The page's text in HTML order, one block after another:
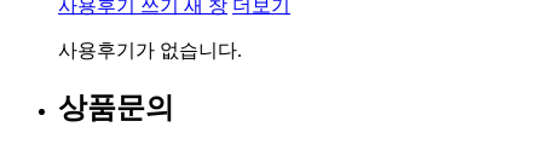
사용후기 쓰기 새 창 더보기
사용후기가 없습니다.
상품문의